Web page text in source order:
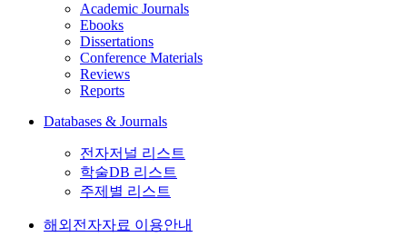
Academic Journals
Ebooks
Dissertations
Conference Materials
Reviews
Reports
Databases & Journals
전자저널 리스트
학술DB 리스트
주제별 리스트
해외전자자료 이용안내